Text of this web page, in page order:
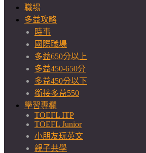
職場
多益攻略
時事
國際職場
多益650分以上
多益450-650分
多益450分以下
銜接多益550
學習專欄
TOEFL ITP
TOEFL Junior
小朋友玩英文
親子共學